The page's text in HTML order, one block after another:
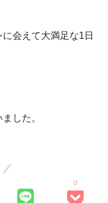
会えて大満足な1日
した。
0